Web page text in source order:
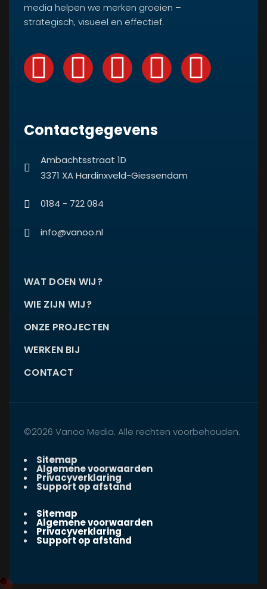
media helpen we merken groeien –
strategisch, visueel en effectief.
Contactgegevens
Ambachtsstraat 1D
3371 XA Hardinxveld-Giessendam
0184 - 722 084
info@vanoo.nl
WAT DOEN WIJ?
WIE ZIJN WIJ?
ONZE PROJECTEN
WERKEN BIJ
CONTACT
©2026 Vanoo Media. Alle rechten voorbehouden.
Sitemap
Algemene voorwaarden
Privacyverklaring
Support op afstand
Sitemap
Algemene voorwaarden
Privacyverklaring
Support op afstand